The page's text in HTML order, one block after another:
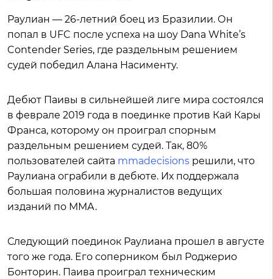
Раулиан — 26-летний боец из Бразилии. Он
попал в UFC после успеха на шоу Dana White’s
Contender Series, где раздельным решением
судей победил Алана Насименту.
Дебют Паивы в сильнейшей лиге мира состоялся
в феврале 2019 года в поединке против Кай Кары
Франса, которому он проиграл спорным
раздельным решением судей. Так, 80%
пользователей сайта mmadecisions решили, что
Раулиана ограбили в дебюте. Их поддержала
большая половина журналистов ведущих
изданий по ММА.
Следующий поединок Раулиана прошел в августе
того же года. Его соперником был Роджерио
Бонторин. Паива проиграл техническим